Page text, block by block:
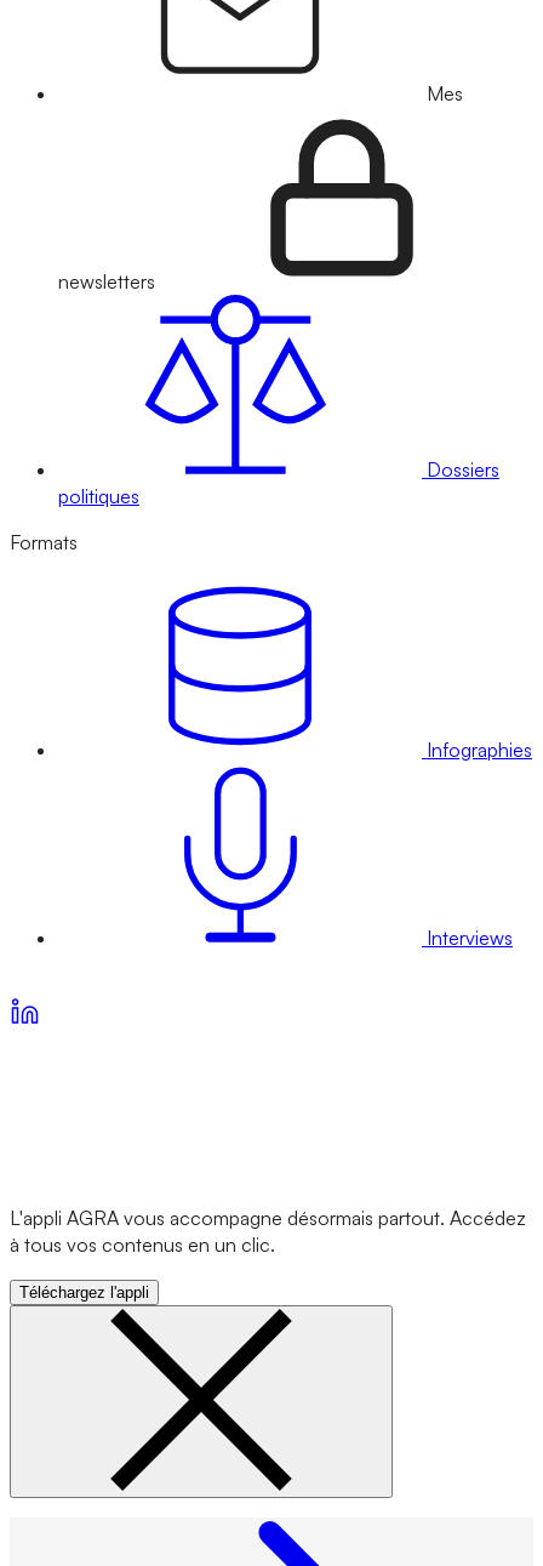
Mes
newsletters
Dossiers
politiques
Formats
Infographies
Interviews
L'appli AGRA vous accompagne désormais partout. Accédez
à tous vos contenus en un clic.
Téléchargez l'appli